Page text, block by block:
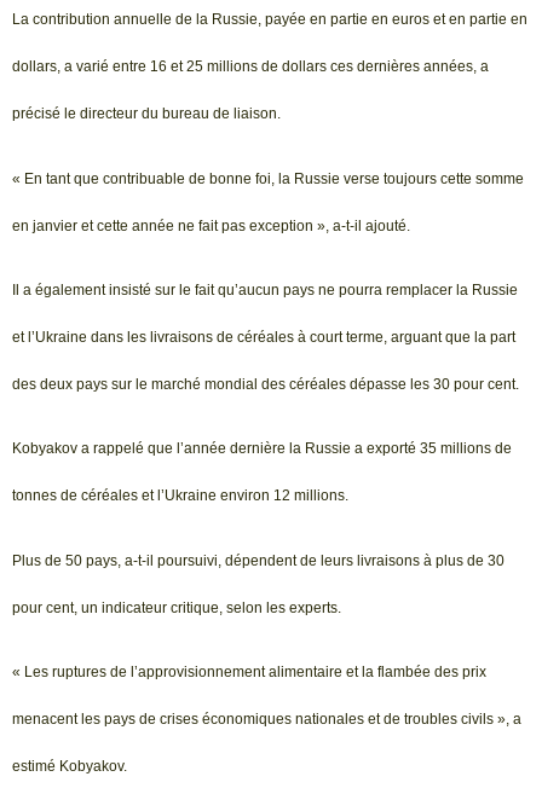
La contribution annuelle de la Russie, payée en partie en euros et en partie en
dollars, a varié entre 16 et 25 millions de dollars ces dernières années, a
précisé le directeur du bureau de liaison.
« En tant que contribuable de bonne foi, la Russie verse toujours cette somme
en janvier et cette année ne fait pas exception », a-t-il ajouté.
Il a également insisté sur le fait qu’aucun pays ne pourra remplacer la Russie
et l’Ukraine dans les livraisons de céréales à court terme, arguant que la part
des deux pays sur le marché mondial des céréales dépasse les 30 pour cent.
Kobyakov a rappelé que l’année dernière la Russie a exporté 35 millions de
tonnes de céréales et l’Ukraine environ 12 millions.
Plus de 50 pays, a-t-il poursuivi, dépendent de leurs livraisons à plus de 30
pour cent, un indicateur critique, selon les experts.
« Les ruptures de l’approvisionnement alimentaire et la flambée des prix
menacent les pays de crises économiques nationales et de troubles civils », a
estimé Kobyakov.